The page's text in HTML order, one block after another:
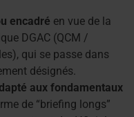
encadré en vue de la
DGAC (QCM /
qui se passe dans
désignés.
aux fondamentaux
de “briefing longs”